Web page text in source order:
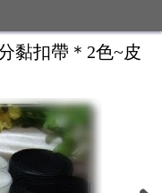
黏扣帶＊2色~皮